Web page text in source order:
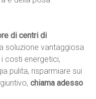
di centri di
soluzione vantaggiosa
costi energetici,
pulita, risparmiare sui
chiama adesso